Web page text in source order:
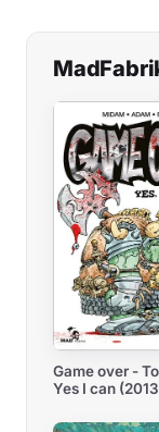
Game over -
Yes I can